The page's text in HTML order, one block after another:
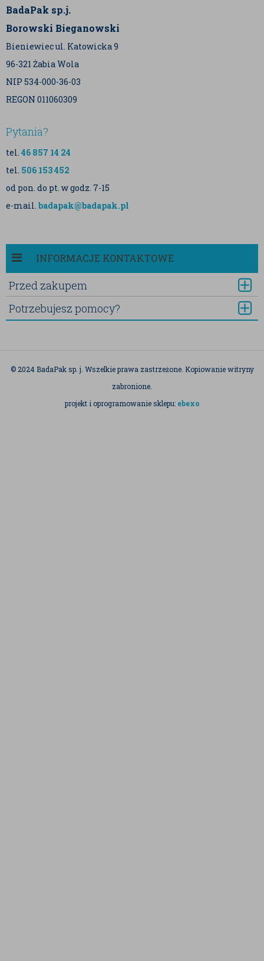
BadaPak sp.j.
Borowski Bieganowski
Bieniewiec ul. Katowicka 9
96-321 Żabia Wola
NIP 534-000-36-03
REGON 011060309
Pytania?
tel. 46 857 14 24
tel. 506 153 452
od pon. do pt. w godz. 7-15
e-mail. badapak@badapak.pl
INFORMACJE KONTAKTOWE
Przed zakupem
Potrzebujesz pomocy?
© 2024 BadaPak sp. j. Wszelkie prawa zastrzeżone. Kopiowanie witryny
zabronione.
projekt i oprogramowanie sklepu: ebexo